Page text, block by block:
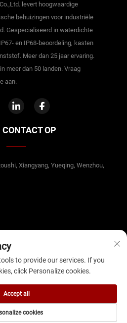
levert hoogwaardige
behuizingen voor industriële
Gespecialiseerd in waterdichte
en IP68-beoordeling, kasten
Meer dan 25 jaar ervaring.
meer dan 50 landen. Vraag
aan.
CONTACT OP
Xiangyang, Yueqing, Wenzhou,
Electrical Co.,Ltd. Alle rechten
to provide our services. If you
click Personalize cookies.
cookies
Accept all